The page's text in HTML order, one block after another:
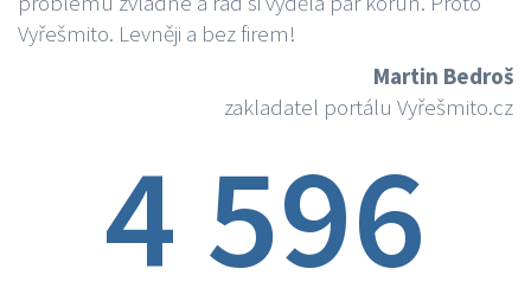
Vyřešmito. Levněji a bez firem!
Martin Bedroš
zakladatel portálu Vyřešmito.cz
4 596